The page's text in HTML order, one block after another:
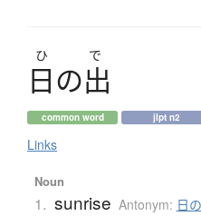
ひ で
日の出
common word jlpt n2
Links
Noun
1. sunrise Antonym: 日